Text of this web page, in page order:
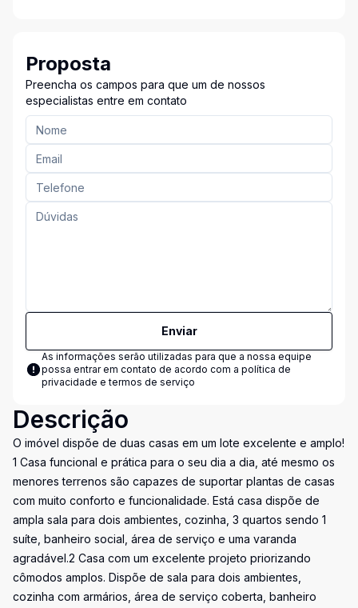
Proposta
Preencha os campos para que um de nossos
especialistas entre em contato
Enviar
As informações serão utilizadas para que a nossa equipe
possa entrar em contato de acordo com a política de
privacidade e termos de serviço
Descrição
O imóvel dispõe de duas casas em um lote excelente e amplo!
1 Casa funcional e prática para o seu dia a dia, até mesmo os
menores terrenos são capazes de suportar plantas de casas
com muito conforto e funcionalidade. Está casa dispõe de
ampla sala para dois ambientes, cozinha, 3 quartos sendo 1
suíte, banheiro social, área de serviço e uma varanda
agradável.2 Casa com um excelente projeto priorizando
cômodos amplos. Dispõe de sala para dois ambientes,
cozinha com armários, área de serviço coberta, banheiro